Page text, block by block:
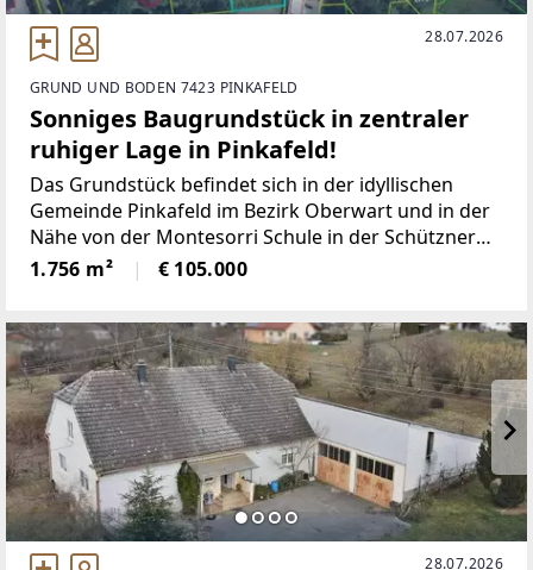
28.07.2026
GRUND UND BODEN 7423 PINKAFELD
Sonniges Baugrundstück in zentraler
ruhiger Lage in Pinkafeld!
Das Grundstück befindet sich in der idyllischen
Gemeinde Pinkafeld im Bezirk Oberwart und in der
Nähe von der Montesorri Schule in der Schützner
Straße.Es bietet eine attraktive Möglichkeit für
Bauvorhaben in ruhiger und dennoch zentraler
1.756 m² € 105.000
28.07.2026